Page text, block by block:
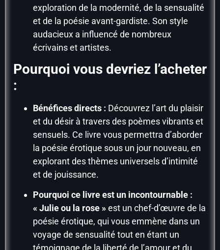
exploration de la modernité, de la sensualité
et de la poésie avant-gardiste. Son style
audacieux a influencé de nombreux
écrivains et artistes.
Pourquoi vous devriez l’acheter
:
Bénéfices directs : Découvrez l’art du plaisir
et du désir à travers des poèmes vibrants et
sensuels. Ce livre vous permettra d’aborder
la poésie érotique sous un jour nouveau, en
explorant des thèmes universels d’intimité
et de jouissance.
Pourquoi ce livre est un incontournable :
« Julie ou la rose »est un chef-d’œuvre de la
poésie érotique, qui vous emmène dans un
voyage de sensualité tout en étant un